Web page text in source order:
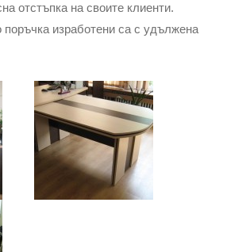
отстъпка на своите клиенти.
изработени са с удължена